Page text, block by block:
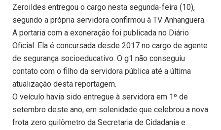
Zeroildes entregou o cargo nesta segunda-feira (10),
segundo a própria servidora confirmou à TV Anhanguera.
A portaria com a exoneração foi publicada no Diário
Oficial. Ela é concursada desde 2017 no cargo de agente
de segurança socioeducativo. O g1 não conseguiu
contato com o filho da servidora pública até a última
atualização desta reportagem.
O veículo havia sido entregue à servidora em 1º de
setembro deste ano, em solenidade que celebrou a nova
frota zero quilômetro da Secretaria de Cidadania e